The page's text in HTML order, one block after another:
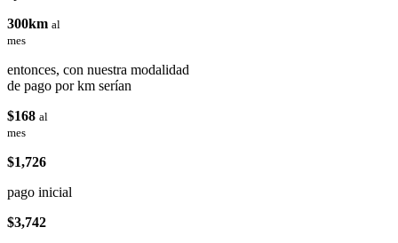
300km al
mes
entonces, con nuestra modalidad
de pago por km serían
$168 al
mes
$1,726
pago inicial
$3,742